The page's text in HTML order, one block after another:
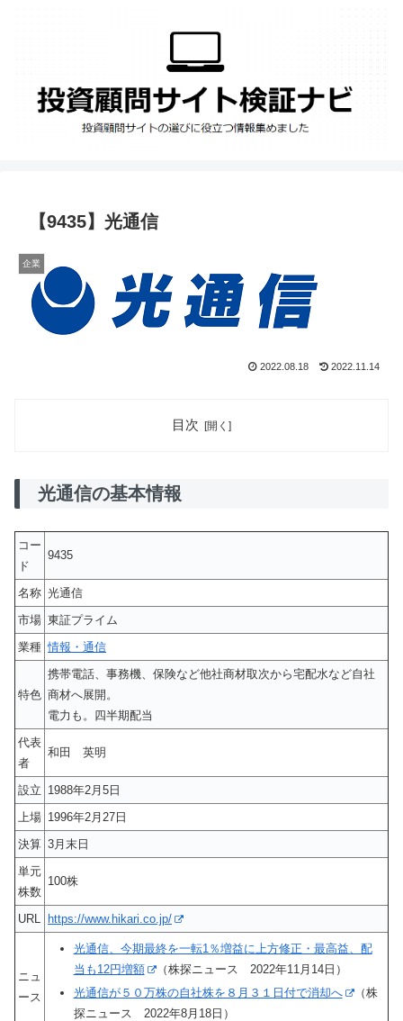
【9435】光通信
企業
2022.08.18 2022.11.14
目次
光通信の基本情報
コー
ド
9435
名称 光通信
市場 東証プライム
業種 情報・通信
特色
携帯電話、事務機、保険など他社商材取次から宅配水など自社
商材へ展開。
電力も。四半期配当
代表
者
和田 英明
設立 1988年2月5日
上場 1996年2月27日
決算 3月末日
単元
株数
100株
URL https://www.hikari.co.jp/
ニュ
ース
光通信、今期最終を一転1％増益に上方修正・最高益、配
当も12円増額
（株探ニュース 2022年11月14日）
光通信が５０万株の自社株を８月３１日付で消却へ
（株
探ニュース 2022年8月18日）